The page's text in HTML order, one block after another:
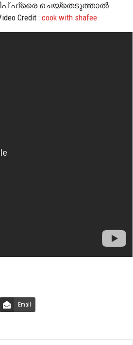
ഡീപ് ഫ്രൈ ചെയ്തെടുത്താൽ
Credit : cook with shafee
Email